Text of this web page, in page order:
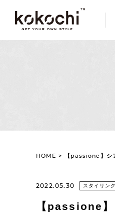
HOME > 【passione】シ
2022.05.30 スタイリング
【passione